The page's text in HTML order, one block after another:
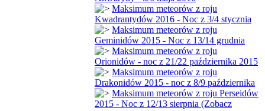
Maksimum meteorów z roju
Kwadrantydów 2016 - Noc z 3/4 stycznia
Maksimum meteorów z roju
Geminidów 2015 - Noc z 13/14 grudnia
Maksimum meteorów z roju
Orionidów - noc z 21/22 października 2015
Maksimum meteorów z roju
Drakonidów 2015 - noc z 8/9 października
Maksimum meteorów z roju Perseidów
2015 - Noc z 12/13 sierpnia (Zobacz